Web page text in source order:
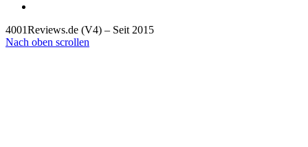
4001Reviews.de (V4) – Seit 2015
Nach oben scrollen